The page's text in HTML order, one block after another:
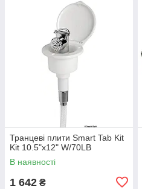
Транцеві плити Smart Tab Kit
Kit 10.5"x12" W/70LB
В наявності
1 642 ₴